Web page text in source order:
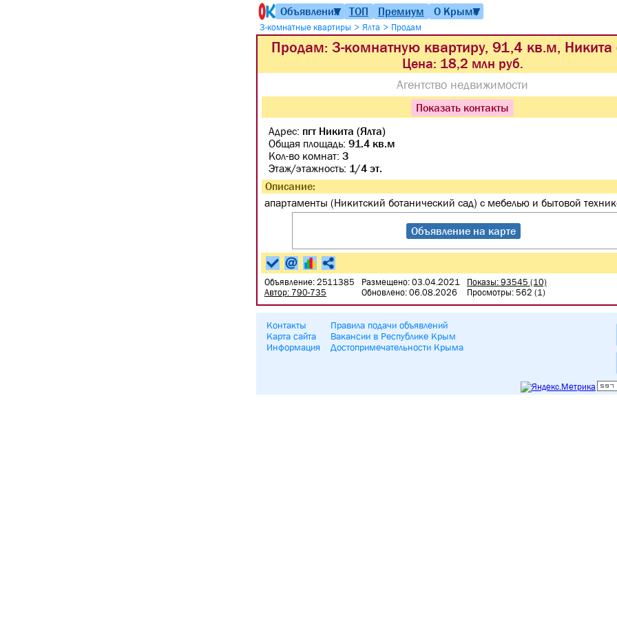
Объявления
▼ ТОП Премиум О Крыме
▼
3-комнатные квартиры > Ялта > Продам
Продам: 3-комнатную квартиру, 91,4 кв.м, Никита
Цена: 18,2 млн руб.
Агентство недвижимости
Показать контакты
Адрес: пгт Никита (Ялта)
Общая площадь: 91.4 кв.м
Кол-во комнат: 3
Этаж/этажность: 1/4 эт.
Описание:
апартаменты (Никитский ботанический сад) с мебелью и бытовой
Объявление на карте
Объявление: 2511385
Автор: 790-735
Размещено: 03.04.2021
Обновлено: 06.08.2026
Показы: 93545 (10)
Просмотры: 562 (1)
Контакты
Карта сайта
Информация
Правила подачи объявлений
Вакансии в Республике Крым
Достопримечательности Крыма